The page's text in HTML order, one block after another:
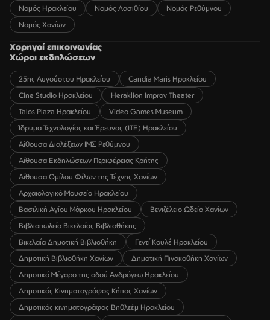
Νομός Ηρακλείου Νομός Λασιθίου
Νομός Ρεθύμνου
Νομός Χανίων
Χορηγοί επικοινωνίας
Χώροι εκδηλώσεων
25ης Αυγούστου Ηρακλείου
Candia Maris Ηρακλείου
Cine Studio Ηρακλείου
Heraklion Improv Theater
Talos Plaza Ηρακλείου
Video Games Museum
Ίδρυμα Τεχνολογίας και Έρευνας (ΙΤΕ) Ηρακλείου
Αίθουσα Διαλέξεων ΙΜΣ Ρεθύμνου
Αίθουσα Εκδηλώσεων Περιφέρειας Κρήτης
Αίθουσα Ομίλου Φίλων της Τέχνης Χανίων
Αρχαιολογικό Μουσείο Ηρακλείου
Βασιλική Αγίου Μάρκου Ηρακλείου
Βενιζέλειο Ωδείο Χανίων
Βιβλιοπωλείο Βικελαίας Βιβλιοθήκης
Βικελαία Δημοτική Βιβλιοθήκη
Γεντί Κουλέ Ηρακλείου
Δημοτική Βιβλιοθήκη Χανίων
Δημοτική Πινακοθήκη Χανίων
Δημοτικό Μέγαρο της οδού Ανδρόγεω Ηρακλείου
Δημοτικός Κινηματογράφος Κήπος Χανίων
Δημοτικός κινηματογράφος Βηθλεέμ Ηρακλείου